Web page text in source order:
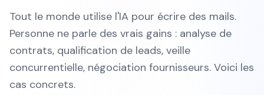
Tout le monde utilise l'IA pour écrire des mails.
Personne ne parle des vrais gains : analyse de
contrats, qualification de leads, veille
concurrentielle, négociation fournisseurs. Voici les
cas concrets.